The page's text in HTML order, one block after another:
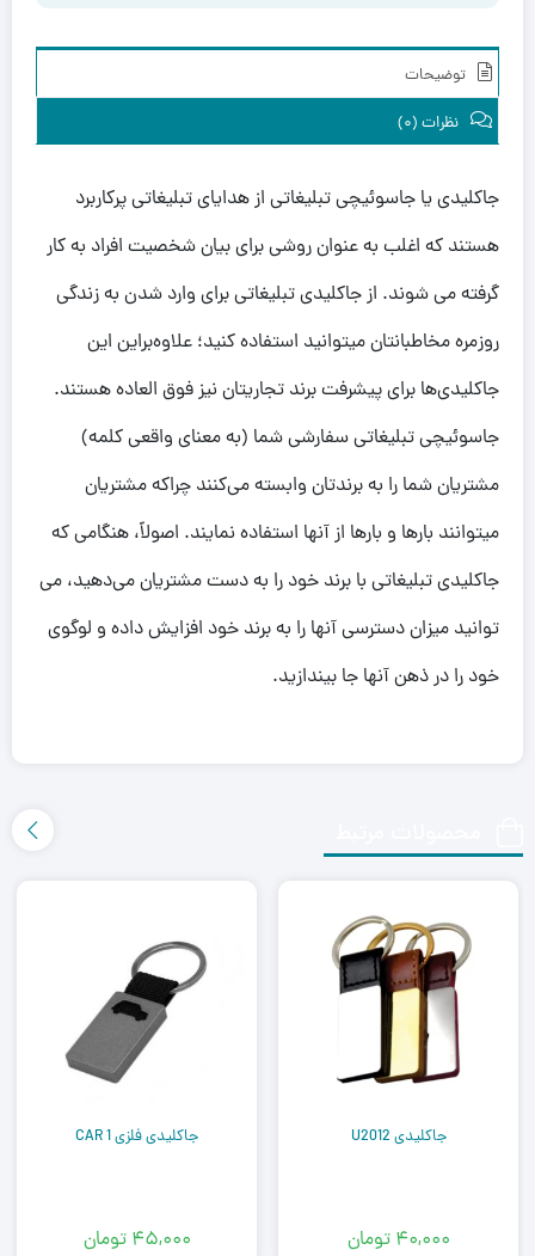
توضیحات
نظرات (0)
جاکلیدی‌ یا جاسوئیچی تبلیغاتی از هدایای تبلیغاتی پرکاربرد
هستند که اغلب به عنوان روشی برای بیان شخصیت افراد به کار
گرفته می شوند. از جاکلیدی تبلیغاتی برای وارد شدن به زندگی
روزمره مخاطبانتان میتوانید استفاده کنید؛ علاوه‌براین این
جاکلیدی‌ها برای پیشرفت برند تجاریتان نیز فوق العاده هستند.
جاسوئیچی تبلیغاتی سفارشی شما (به معنای واقعی کلمه)
مشتریان شما را به برندتان وابسته می‌کنند چراکه مشتریان
میتوانند بارها و بارها از آنها استفاده نمایند. اصولاً، هنگامی که
جاکلیدی تبلیغاتی با برند خود را به دست مشتریان می‌دهید، می
توانید میزان دسترسی آنها را به برند خود افزایش داده و لوگوی
خود را در ذهن آنها جا بیندازید.
جاکلیدی U2012
۴۰,۰۰۰ تومان
جاکلیدی فلزی CAR 1
۴۵,۰۰۰ تومان